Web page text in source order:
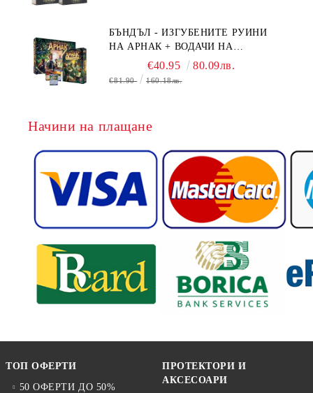
БЪНДЪЛ - ИЗГУБЕНИТЕ РУИНИ
НА АРНАК + ВОДАЧИ НА
ЕКСПЕДИЦИИ + ПРОМО КАРТИ
БЕЗПЛАТНО
€40.95 80.09лв.
€81.90 160.18лв.
Начини на плащане
ТОП ОФЕРТИ
50 ОФЕРТИ ДО 50%
ПРОТЕКТОРИ И
АКСЕСОАРИ